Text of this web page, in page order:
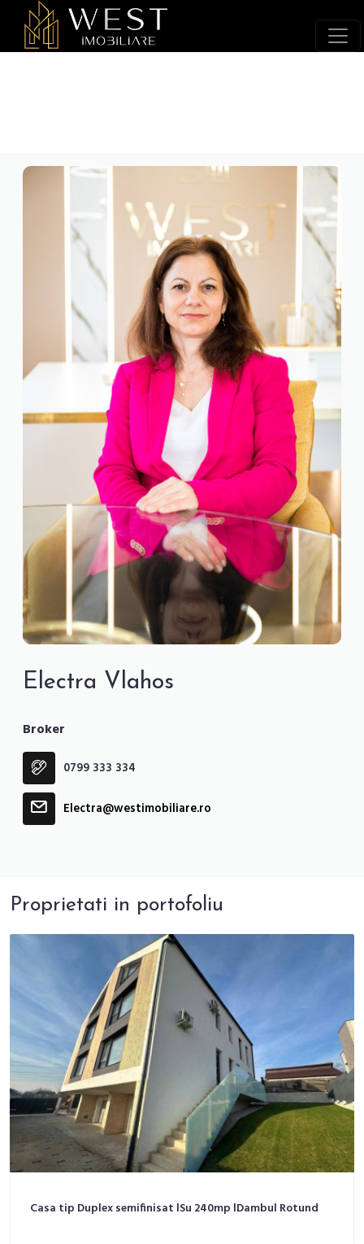
Electra Vlahos
Broker
0799 333 334
Electra@westimobiliare.ro
Proprietati in portofoliu
Casa tip Duplex semifinisat lSu 240mp lDambul Rotund